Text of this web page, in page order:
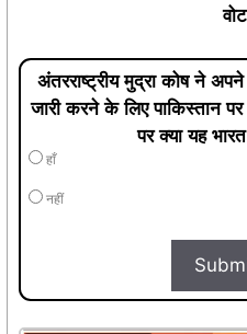
अंतरराष्ट्रीय मुद्रा कोष ने
जारी करने के लिए पाकिस्तान
पर क्या यह
हाँ
नहीं